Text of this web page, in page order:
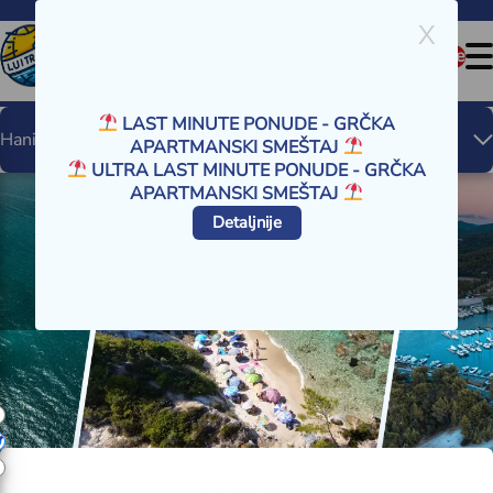
LAST MINUTE PONUDE - GRČKA
APARTMANSKI SMEŠTAJ
ULTRA LAST MINUTE PONUDE - GRČKA
APARTMANSKI SMEŠTAJ
Detaljnije
X
Last minute
Hanioti